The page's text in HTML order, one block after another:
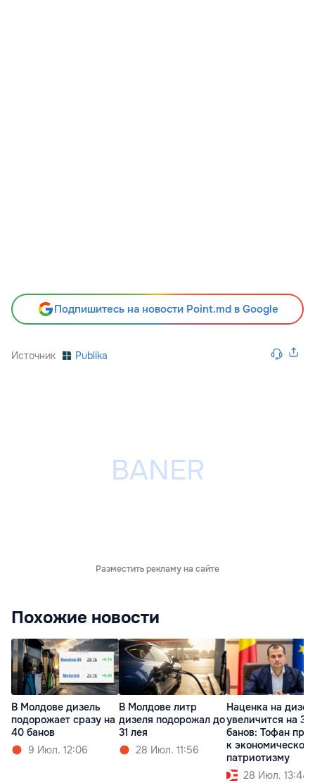
Подпишитесь на новости Point.md в Google
Источник Publika
Разместить рекламу на сайте
Похожие новости
В Молдове дизель
подорожает сразу на
40 банов
9 Июл. 12:06
В Молдове литр
дизеля подорожал до
31 лея
28 Июл. 11:56
Наценка на
увеличится на 37
банов: Тофан
к
патриотизму
28 Июл. 13:44